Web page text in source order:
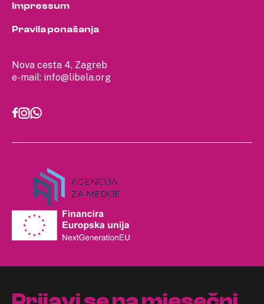
Nova cesta 4, Zagreb
e-mail: info@libela.org
Impressum
Pravila ponašanja